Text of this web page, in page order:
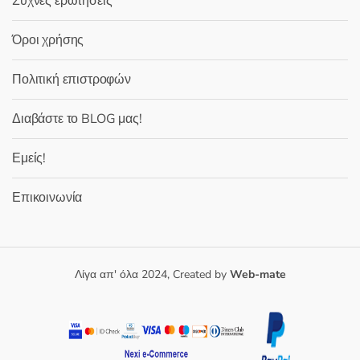
Όροι χρήσης
Πολιτική επιστροφών
Διαβάστε το BLOG μας!
Εμείς!
Επικοινωνία
Λίγα απ' όλα 2024, Created by Web-mate